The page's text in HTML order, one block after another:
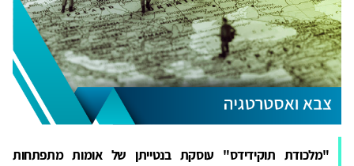
"מלכודת תוקידידס" עוסקת בנטייתן של אומות מתפתחות